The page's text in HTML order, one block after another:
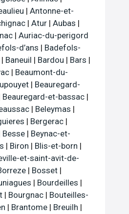
| Antonne-et-
| Atur | Aubas |
| Auriac-du-perigord
d’ans | Badefols-
| Baneuil | Bardou | Bars |
| Beaumont-du-
| Beauregard-
Beauregard-et-bassac |
| Beleymas |
| Bergerac |
Besse | Beynac-et-
| Biron | Blis-et-born |
et-saint-avit-de-
| Bosset |
| Bourdeilles |
| Bourgnac | Bouteilles-
| Brantome | Breuilh |